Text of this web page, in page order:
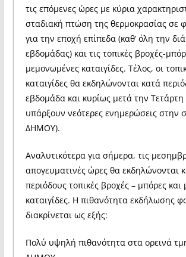
τις επόμενες ώρες με κύρια
σταδιακή πτώση της θερμοκρασίας σε
για την εποχή επίπεδα (καθ’ όλη την
εβδομάδας) και τις τοπικές βροχές-
μεμονωμένες καταιγίδες. Tέλος, οι
καταιγίδες θα εκδηλώνονται κατά
εβδομάδα και κυρίως μετά την Τετάρτη
υπάρξουν νεότερες ενημερώσεις στην
ΔΗΜΟΥ).
Αναλυτικότερα για σήμερα, τις
απογευματινές ώρες θα εκδηλώνονται
περιόδους τοπικές βροχές – μπόρες
καταιγίδες. Η πιθανότητα εκδήλωσης
διακρίνεται ως εξής:
Πολύ υψηλή πιθανότητα στα ορεινά